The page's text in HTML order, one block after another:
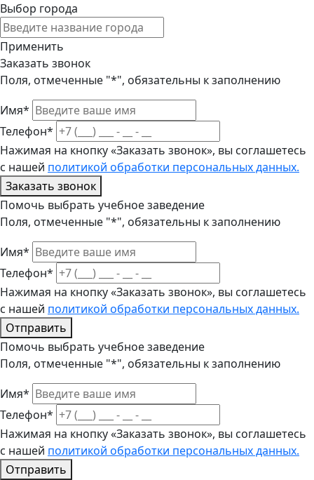
Выбор города
Применить
Заказать звонок
Поля, отмеченные "*", обязательны к заполнению
Имя*
Телефон*
Нажимая на кнопку «Заказать звонок», вы соглашетесь
с нашей политикой обработки персональных данных.
Заказать звонок
Помочь выбрать учебное заведение
Поля, отмеченные "*", обязательны к заполнению
Имя*
Телефон*
Нажимая на кнопку «Заказать звонок», вы соглашетесь
с нашей политикой обработки персональных данных.
Отправить
Помочь выбрать учебное заведение
Поля, отмеченные "*", обязательны к заполнению
Имя*
Телефон*
Нажимая на кнопку «Заказать звонок», вы соглашетесь
с нашей политикой обработки персональных данных.
Отправить